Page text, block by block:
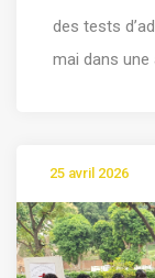
des tests
mai dans une
25 avril 2026